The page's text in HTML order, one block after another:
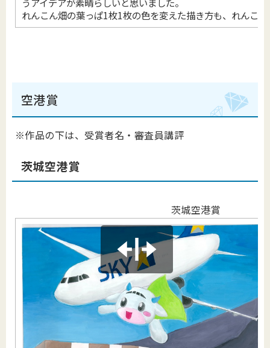
れんこん畑の葉っぱ1枚1枚の色を変えた描き方も、れんこ
空港賞
※作品の下は、受賞者名・審査員講評
茨城空港賞
茨城空港賞